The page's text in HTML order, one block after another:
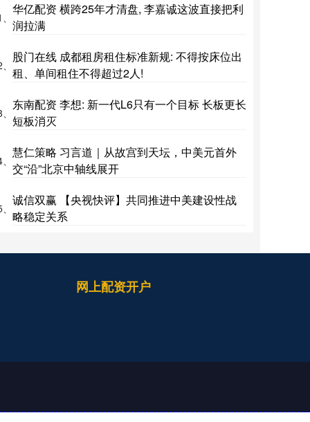
华亿配资 横跨25年才清盘, 李嘉诚这波直接把利
润拉满
股门在线 成都租房租住标准新规: 不得按床位出
租、单间租住不得超过2人!
东南配资 李想: 新一代L6只有一个目标 长板更长
短板消灭
慧仁策略 习言道｜从故宫到天坛，中美元首外
交“沿”北京中轴线展开
诚信双赢 【央视快评】共同推进中美建设性战
略稳定关系
网上配资开户